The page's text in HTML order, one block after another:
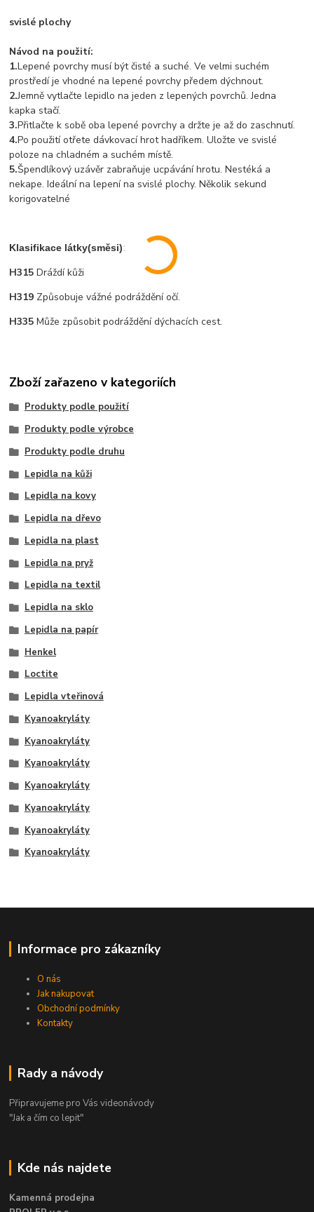
svislé plochy
Návod na použití:
1.Lepené povrchy musí být čisté a suché. Ve velmi suchém
prostředí je vhodné na lepené povrchy předem dýchnout.
2.Jemně vytlačte lepidlo na jeden z lepených povrchů. Jedna
kapka stačí.
3.Přitlačte k sobě oba lepené povrchy a držte je až do zaschnutí.
4.Po použití otřete dávkovací hrot hadříkem. Uložte ve svislé
poloze na chladném a suchém místě.
5.Špendlíkový uzávěr zabraňuje ucpávání hrotu. Nestéká a
nekape. Ideální na lepení na svislé plochy. Několik sekund
korigovatelné
Klasifikace látky(směsi):
H315Dráždí kůži
H319 Způsobuje vážné podráždění očí.
H335Může způsobit podráždění dýchacích cest.
Zboží zařazeno v kategoriích
Produkty podle použití
Produkty podle výrobce
Produkty podle druhu
Lepidla na kůži
Lepidla na kovy
Lepidla na dřevo
Lepidla na plast
Lepidla na pryž
Lepidla na textil
Lepidla na sklo
Lepidla na papír
Henkel
Loctite
Lepidla vteřinová
Kyanoakryláty
Kyanoakryláty
Kyanoakryláty
Kyanoakryláty
Kyanoakryláty
Kyanoakryláty
Kyanoakryláty
Informace pro zákazníky
O nás
Jak nakupovat
Obchodní podmínky
Kontakty
Rady a návody
Připravujeme pro Vás videonávody
"Jak a čím co lepit"
Kde nás najdete
Kamenná prodejna